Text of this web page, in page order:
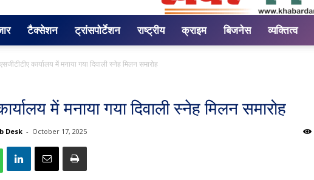
टैक्सेशन ट्रांसपोर्टेशन राष्ट्रीय क्राइम बिजनेस व्यक्तित्व
एसजीटीटीए कार्यालय में मनाया गया दिवाली स्नेह मिलन समारोह
में मनाया गया दिवाली स्नेह मिलन समारोह
Desk - October 17, 2025